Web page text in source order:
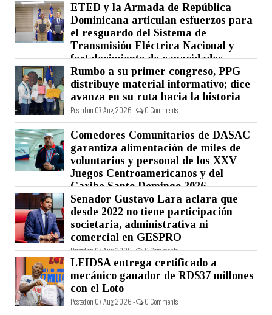
ETED y la Armada de República
Dominicana articulan esfuerzos para
el resguardo del Sistema de
Transmisión Eléctrica Nacional y
fortalecimiento de capacidades.
Posted on 07 Aug 2026 - 0 Comments
Rumbo a su primer congreso, PPG
distribuye material informativo; dice
avanza en su ruta hacia la historia
Posted on 07 Aug 2026 - 0 Comments
Comedores Comunitarios de DASAC
garantiza alimentación de miles de
voluntarios y personal de los XXV
Juegos Centroamericanos y del
Caribe Santo Domingo 2026
Posted on 07 Aug 2026 - 0 Comments
Senador Gustavo Lara aclara que
desde 2022 no tiene participación
societaria, administrativa ni
comercial en GESPRO
Posted on 07 Aug 2026 - 0 Comments
LEIDSA entrega certificado a
mecánico ganador de RD$37 millones
con el Loto
Posted on 07 Aug 2026 - 0 Comments